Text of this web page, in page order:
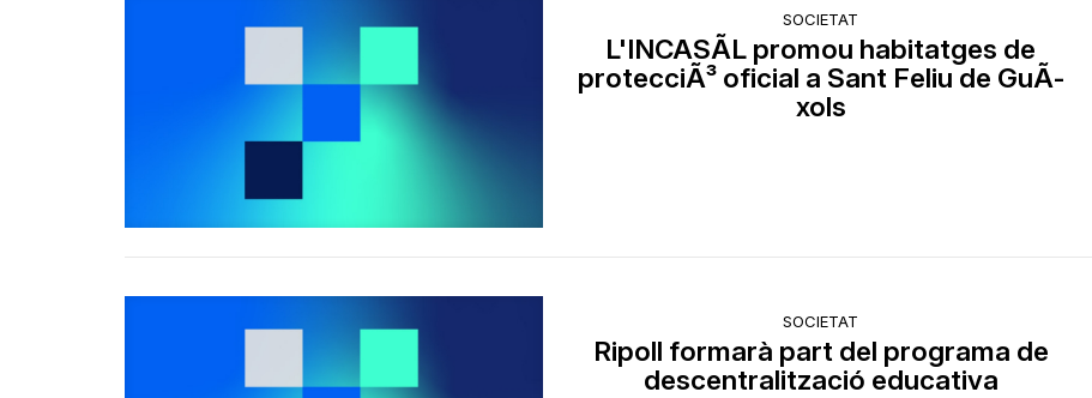
SOCIETAT
L'INCASÃL promou habitatges de
protecciÃ³ oficial a Sant Feliu de GuÃ­
xols
SOCIETAT
Ripoll formarà part del programa de
descentralització educativa